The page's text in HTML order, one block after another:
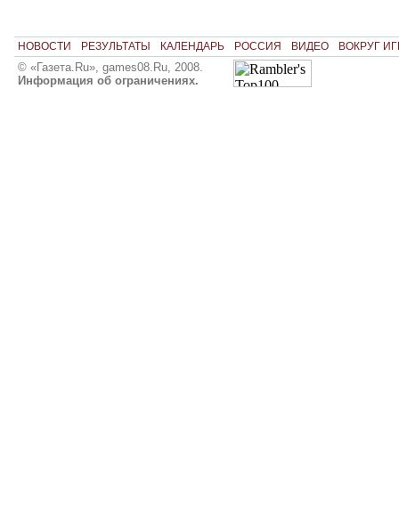
НОВОСТИ РЕЗУЛЬТАТЫ КАЛЕНДАРЬ РОССИЯ ВИДЕО ВОКРУГ
© «Газета.Ru», games08.Ru, 2008.
Информация об ограничениях.